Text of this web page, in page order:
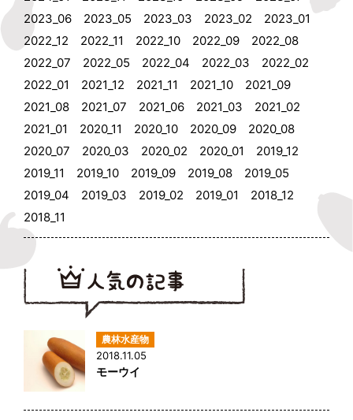
2023_06
2023_05 2023_03 2023_02
2023_01
2022_12
2022_11 2022_10 2022_09
2022_08
2022_07
2022_05 2022_04 2022_03
2022_02
2022_01
2021_12 2021_11 2021_10
2021_09
2021_08
2021_07 2021_06 2021_03
2021_02
2021_01
2020_11 2020_10 2020_09
2020_08
2020_07
2020_03 2020_02 2020_01
2019_12
2019_11
2019_10 2019_09 2019_08
2019_05
2019_04
2019_03 2019_02 2019_01
2018_12
2018_11
2018.11.05
モーウイ